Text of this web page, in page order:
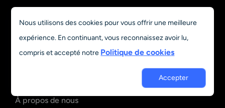
photos
À propos de nous
Nous utilisons des cookies pour vous offrir une meilleure
expérience. En continuant, vous reconnaissez avoir lu,
compris et accepté notre Politique de cookies
Accepter